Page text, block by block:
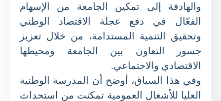
والهادفة إلى تمكين الجامعة من الإسهام
الفعّال في دفع عجلة الاقتصاد الوطني
وتحقيق التنمية المستدامة، من خلال تعزيز
جسور التعاون بين الجامعة ومحيطها
الاقتصادي والاجتماعي.
وفي هذا السياق، أوضح أن المدرسة الوطنية
العليا للأشغال العمومية تمكنت من استحداث